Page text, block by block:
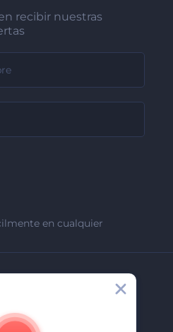
recibir nuestras
en cualquier